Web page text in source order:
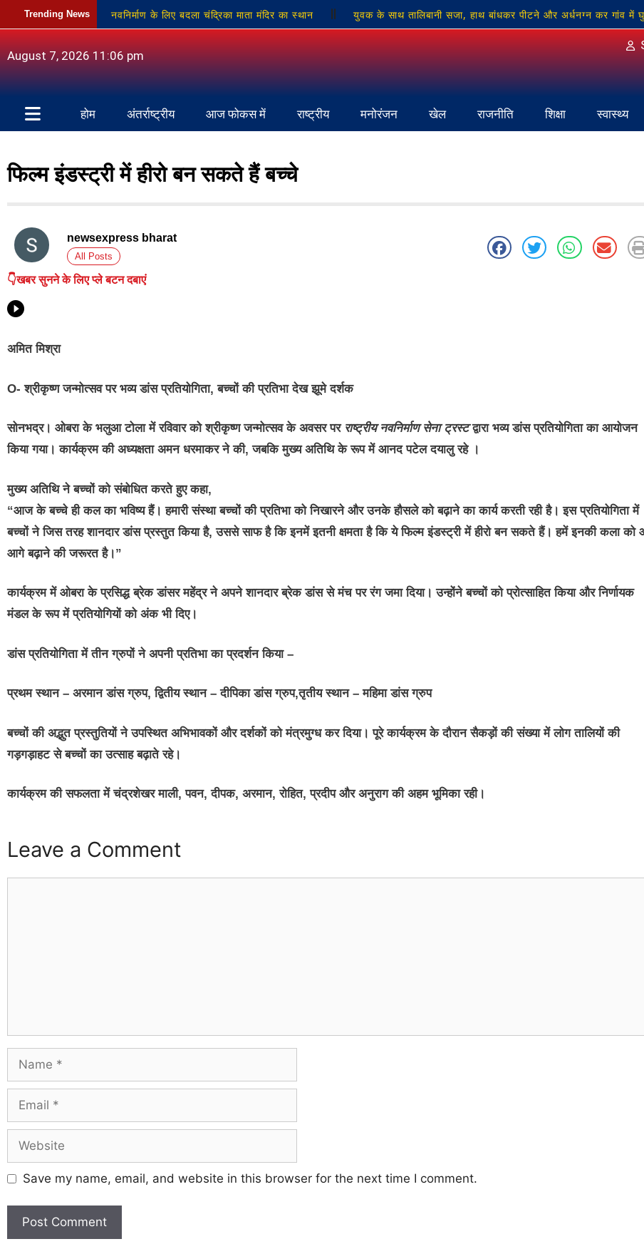
Trending News नवनिर्माण के लिए बदला चंद्रिका माता मंदिर का स्थान युवक के साथ तालिबानी सजा, हाथ बांधकर पीटने और अर्धनग्न कर गांव में
हर्षोल्लास के साथ मना सावन महोत्सव स्कूली बच्चों की सुरक्षा सर्वोपरि: क्षेत्राधिकारी रणधीर मिश्रा पूर्व BJP नेता स्व.
ग्राम प्रधानों का प्रदर्शन, भुगतान न होने से विकास कार्य ठप
August 7, 2026 11:06 pm
होम अंतर्राष्ट्रीय आज फोकस में राष्ट्रीय मनोरंजन खेल राजनीति शिक्षा स्वास्थ्य
फिल्म इंडस्ट्री में हीरो बन सकते हैं बच्चे
newsexpress bharat
All Posts
👇खबर सुनने के लिए प्ले बटन दबाएं
अमित मिश्रा
O- श्रीकृष्ण जन्मोत्सव पर भव्य डांस प्रतियोगिता, बच्चों की प्रतिभा देख झूमे दर्शक
सोनभद्र। ओबरा के भलुआ टोला में रविवार को श्रीकृष्ण जन्मोत्सव के अवसर पर राष्ट्रीय नवनिर्माण सेना ट्रस्टद्वारा भव्य डांस प्रतियोगिता का आयोजन
किया गया। कार्यक्रम की अध्यक्षता अमन धरमाकर ने की, जबकि मुख्य अतिथि के रूप में आनद पटेल दयालु रहे ।
मुख्य अतिथि ने बच्चों को संबोधित करते हुए कहा,
“आज के बच्चे ही कल का भविष्य हैं। हमारी संस्था बच्चों की प्रतिभा को निखारने और उनके हौसले को बढ़ाने का कार्य करती रही है। इस प्रतियोगिता में
बच्चों ने जिस तरह शानदार डांस प्रस्तुत किया है, उससे साफ है कि इनमें इतनी क्षमता है कि ये फिल्म इंडस्ट्री में हीरो बन सकते हैं। हमें इनकी कला को
आगे बढ़ाने की जरूरत है।”
कार्यक्रम में ओबरा के प्रसिद्ध ब्रेक डांसर महेंद्र ने अपने शानदार ब्रेक डांस से मंच पर रंग जमा दिया। उन्होंने बच्चों को प्रोत्साहित किया और निर्णायक
मंडल के रूप में प्रतियोगियों को अंक भी दिए।
डांस प्रतियोगिता में तीन ग्रुपों ने अपनी प्रतिभा का प्रदर्शन किया –
प्रथम स्थान – अरमान डांस ग्रुप, द्वितीय स्थान – दीपिका डांस ग्रुप,तृतीय स्थान – महिमा डांस ग्रुप
बच्चों की अद्भुत प्रस्तुतियों ने उपस्थित अभिभावकों और दर्शकों को मंत्रमुग्ध कर दिया। पूरे कार्यक्रम के दौरान सैकड़ों की संख्या में लोग तालियों की
गड़गड़ाहट से बच्चों का उत्साह बढ़ाते रहे।
कार्यक्रम की सफलता में चंद्रशेखर माली, पवन, दीपक, अरमान, रोहित, प्रदीप और अनुराग की अहम भूमिका रही।
Leave a Comment
Save my name, email, and website in this browser for the next time I comment.